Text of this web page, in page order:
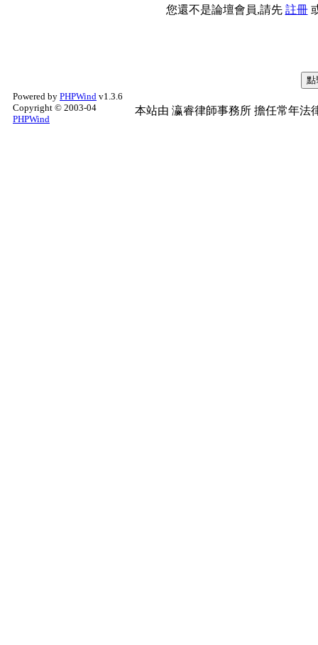
您還不是論壇會員,請先 註冊
Powered by PHPWind v1.3.6
Copyright © 2003-04
PHPWind
本站由 瀛睿律師事務所 擔任常年法